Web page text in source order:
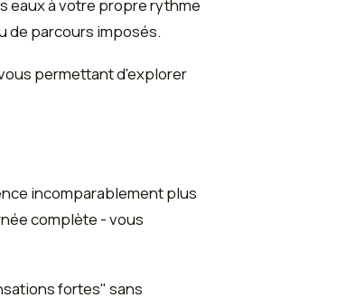
eaux à votre propre rythme
de parcours imposés.
permettant d'explorer
incomparablement plus
complète - vous
fortes" sans